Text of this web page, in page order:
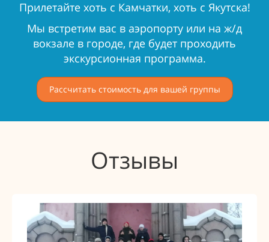
Прилетайте хоть с Камчатки, хоть с Якутска!
Мы встретим вас в аэропорту или на ж/д
вокзале в городе, где будет проходить
экскурсионная программа.
Рассчитать стоимость для вашей группы
Отзывы